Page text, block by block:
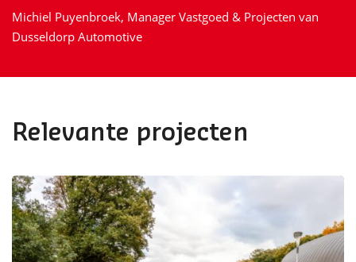
Michiel Puyenbroek, Manager Vastgoed & Projecten van
Dusseldorp Automotive
Relevante projecten